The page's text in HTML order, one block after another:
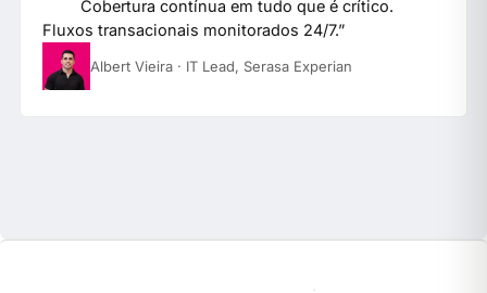
Cobertura contínua em tudo que é crítico.
Fluxos transacionais monitorados 24/7.”
Albert Vieira · IT Lead, Serasa Experian